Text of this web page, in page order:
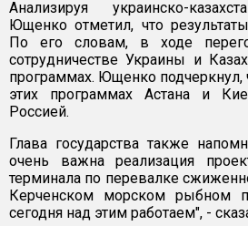
Анализируя украинско-
Ющенко отметил, что
По его словам, в ходе
сотрудничестве Украины и
программах. Ющенко подчеркнул,
этих программах Астана и
Россией.
Глава государства также
очень важна реализация
терминала по перевалке
Керченском морском рыбном
сегодня над этим работаем", -